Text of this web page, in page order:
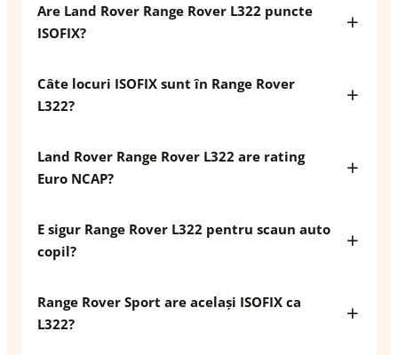
Are Land Rover Range Rover L322 puncte
ISOFIX?
Câte locuri ISOFIX sunt în Range Rover
L322?
Land Rover Range Rover L322 are rating
Euro NCAP?
E sigur Range Rover L322 pentru scaun auto
copil?
Range Rover Sport are același ISOFIX ca
L322?